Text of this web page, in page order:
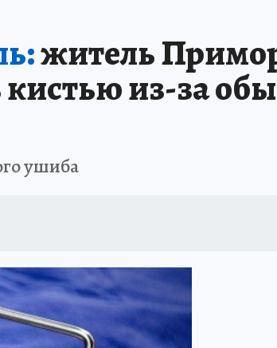
– 2024 ИСПЫТАНО НА СЕБЕ
житель
из-за
ушиба